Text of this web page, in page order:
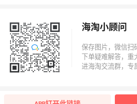
海淘小顾问